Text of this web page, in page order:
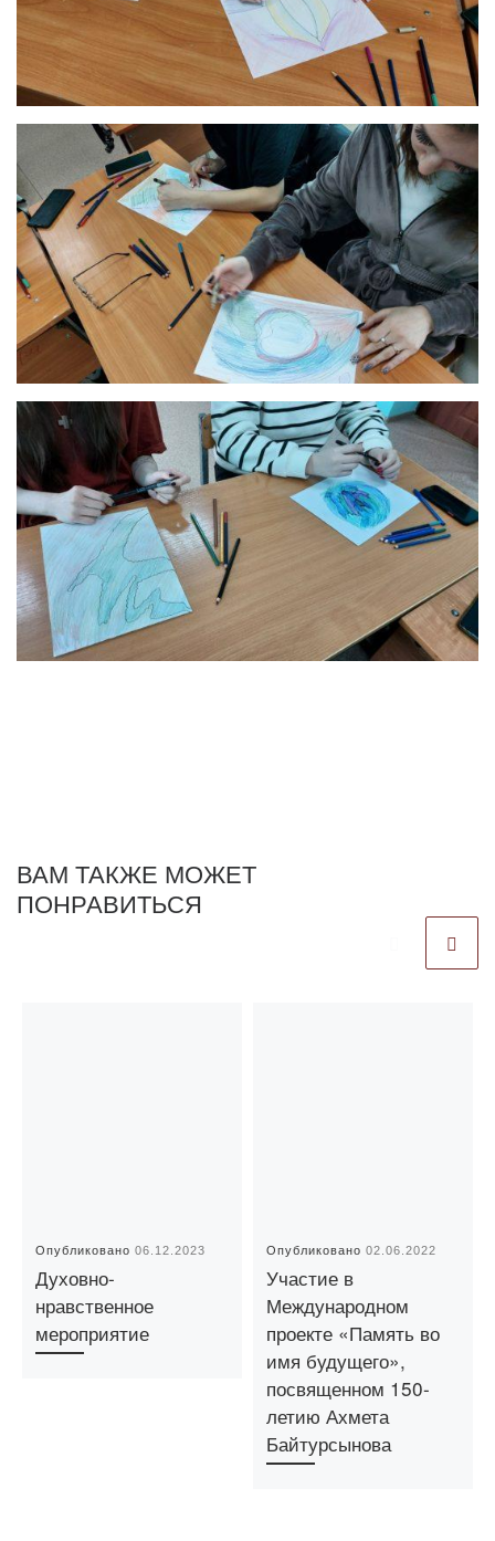
ВАМ ТАКЖЕ МОЖЕТ
ПОНРАВИТЬСЯ
Опубликовано06.12.2023
Духовно-
нравственное
мероприятие
Опубликовано02.06.2022
Участие в
Международном
проекте «Память во
имя будущего»,
посвященном 150-
летию Ахмета
Байтурсынова